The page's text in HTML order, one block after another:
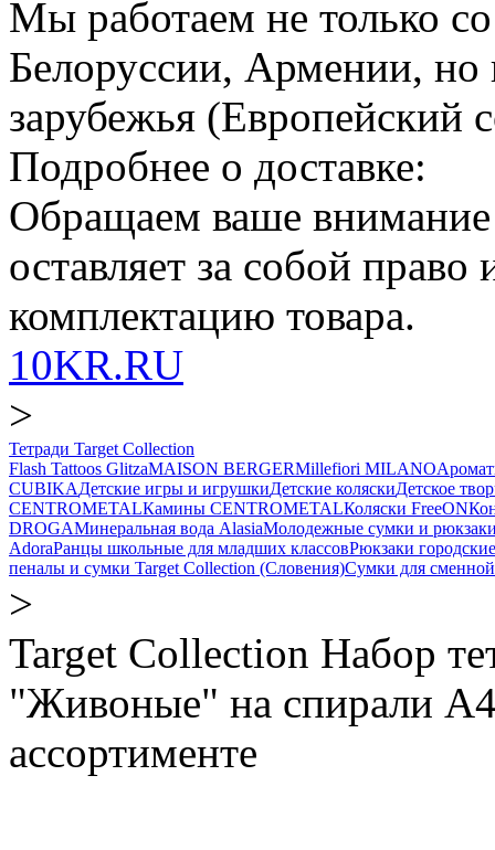
Мы работаем не только
Белоруссии, Армении, но
зарубежья
Подробнее о доставке:
Обращаем ваше внимание
оставляет за собой
комплектацию товара.
10KR.RU
>
Тетради Target Collection
Flash Tattoos GlitzaMAISON BERGERMillefiori MILANO
CUBIKAДетские игры и игрушкиДетские коляскиДетское
CENTROMETALКамины CENTROMETALКоляски FreeON
DROGAМинеральная вода AlasiaМолодежные сумки и
AdoraРанцы школьные для младших классовРюкзаки городские
пеналы и сумки Target Collection (Словения)Сумки для
>
Target Collection Набор
"Живоные" на спирали
ассортименте